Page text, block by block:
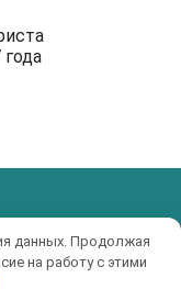
данных. Продолжая
на работу с этими